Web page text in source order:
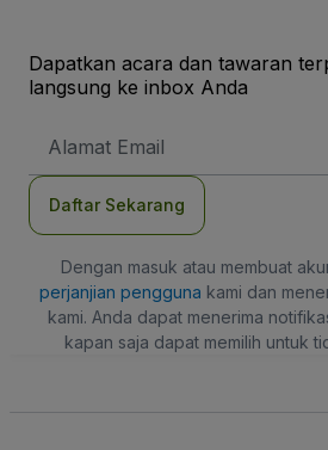
Dapatkan acara dan tawaran
langsung ke inbox Anda
Email
Daftar Sekarang
Dengan masuk atau membuat
perjanjian pengguna kami dan
kami. Anda dapat menerima
kapan saja dapat memilih untuk